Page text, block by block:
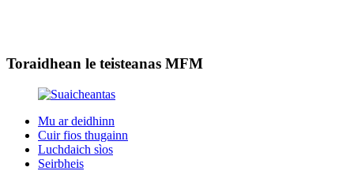
Toraidhean le teisteanas MFM
Mu ar deidhinn
Cuir fios thugainn
Luchdaich sìos
Seirbheis